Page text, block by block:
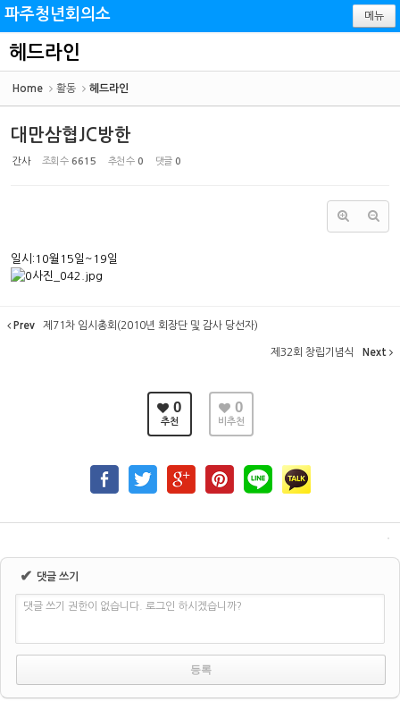
파주청년회의소 메뉴
헤드라인
Home 활동 헤드라인
대만삼협JC방한
간사 조회 수 6615 추천 수 0 댓글 0
일시:10월15일~19일
Prev 제71차 임시총회(2010년 회장단 및 감사 당선자)
제32회 창립기념식 Next
0
추천
0
비추천
✔ 댓글 쓰기
댓글 쓰기 권한이 없습니다. 로그인 하시겠습니까?